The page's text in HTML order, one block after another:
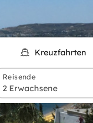
Kreuzfahrten
Reisende
2 Erwachsene